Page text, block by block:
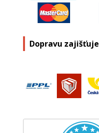
Dopravu zajišťuje